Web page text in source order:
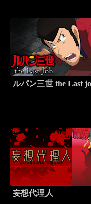
ルパン三世 the Last
妄想代理人